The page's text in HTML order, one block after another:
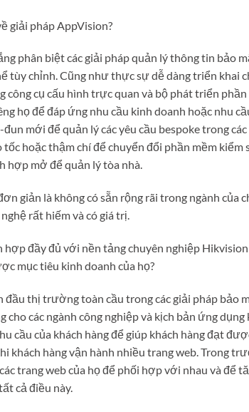
giải pháp AppVision?
phân biệt các giải pháp quản lý thông tin bảo
tùy chỉnh. Cũng như thực sự dễ dàng triển khai
công cụ cấu hình trực quan và bộ phát triển
họ để đáp ứng nhu cầu kinh doanh hoặc nhu
đun mới để quản lý các yêu cầu bespoke trong
hoặc thậm chí để chuyển đổi phần mềm kiểm
hợp mở để quản lý tòa nhà.
giản là không có sẵn rộng rãi trong ngành của
rất hiếm và có giá trị.
đầy đủ với nền tảng chuyên nghiệp
mục tiêu kinh doanh của họ?
đầu thị trường toàn cầu trong các giải pháp bảo
cho các ngành công nghiệp và kịch bản ứng
cầu của khách hàng để giúp khách hàng đạt
khách hàng vận hành nhiều trang web. Trong
trang web của họ để phối hợp với nhau và để
cả điều này.